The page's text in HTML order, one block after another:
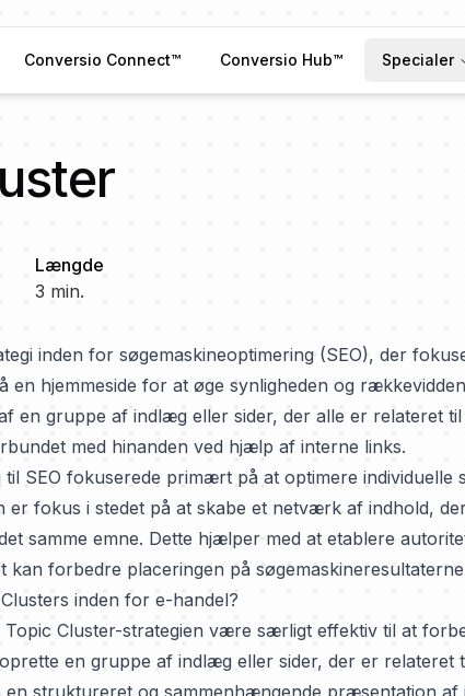
Conversio Connect™ Conversio Hub™ Specialer
Længde
3 min.
inden for søgemaskineoptimering (SEO), der
en hjemmeside for at øge synligheden og
en gruppe af indlæg eller sider, der alle er relateret
med hinanden ved hjælp af interne links.
til SEO fokuserede primært på at optimere individuelle
er fokus i stedet på at skabe et netværk af indhold,
samme emne. Dette hjælper med at etablere
kan forbedre placeringen på
inden for e-handel?
Cluster-strategien være særligt effektiv til at
en gruppe af indlæg eller sider, der er relateret
en struktureret og sammenhængende præsentation af